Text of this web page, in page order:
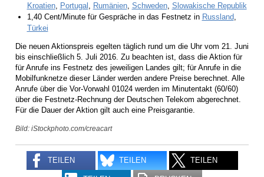
Kroatien, Portugal Rumänien, Schweden, Slowakische Republik
1,40 Cent/Minute für Gespräche in das Festnetz in Russland
Türkei
Die neuen Aktionspreis egelten täglich rund um die Uhr vom 21. Juni
bis einschließlich 5. Juli 2016. Zu beachten ist, dass die Aktion für
für Anrufe ins Festnetz des jeweiligen Landes gilt; für Anrufe in die
Mobilfunknetze dieser Länder werden andere Preise berechnet. Alle
Anrufe über die Vor-Vorwahl 01024 werden im Minutentakt (60/60)
über die Festnetz-Rechnung der Deutschen Telekom abgerechnet.
Für die Dauer der Aktion gilt auch eine Preisgarantie.
Bild: iStockphoto.com/creacart
TEILEN TEILEN TEILEN